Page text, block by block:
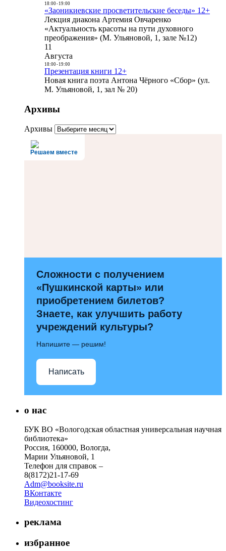
18:00- 19:00
«Заоникиевские просветительские беседы» 12+
Лекция диакона Артемия Овчаренко
«Актуальность красоты на пути духовного
преображения» (М. Ульяновой, 1, зале №12)
11
Августа
18:00- 19:00
Презентация книги 12+
Новая книга поэта Антона Чёрного «Сбор» (ул.
М. Ульяновой, 1, зал № 20)
Архивы
Архивы
Решаем вместе
Сложности с получением
«Пушкинской карты» или
приобретением билетов?
Знаете, как улучшить работу
учреждений культуры?
Напишите — решим!
Написать
о нас
БУК ВО «Вологодская областная универсальная научная
библиотека»
Россия, 160000, Вологда,
Марии Ульяновой, 1
Телефон для справок –
8(8172)21-17-69
Adm@booksite.ru
ВКонтакте
Видеохостинг
реклама
избранное